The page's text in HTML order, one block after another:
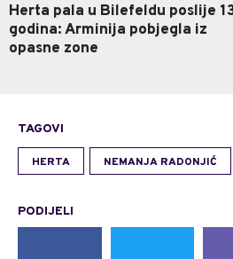
Herta pala u Bilefeldu poslije
godina: Arminija pobjegla iz
opasne zone
TAGOVI
HERTA NEMANJA RADONJIĆ
PODIJELI